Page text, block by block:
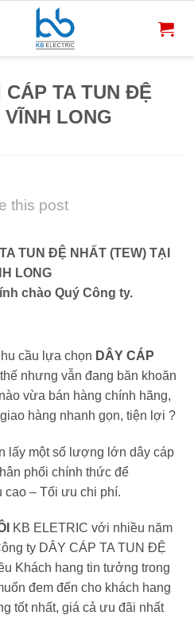
CÁP TA TUN ĐỆ
LONG
this post
TUN ĐỆ NHẤT (TEW) TẠI
LONG
chào Quý Công ty.
cầu lựa chọn DÂY CÁP
nhưng vẫn đang băn khoăn
vừa bán hàng chính hãng,
hàng nhanh gọn, tiện lợi ?
lấy một số lượng lớn dây cáp
phối chính thức để
– Tối ưu chi phí.
KB ELETRIC với nhiều năm
ty DÂY CÁP TA TUN ĐỆ
Khách hang tin tưởng trong
đem đến cho khách hang
tốt nhất, giá cả ưu đãi nhất